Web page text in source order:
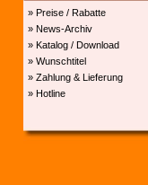
» Preise / Rabatte
» News-Archiv
» Katalog / Download
» Wunschtitel
» Zahlung & Lieferung
» Hotline